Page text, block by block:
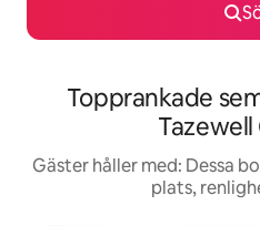
Topprankade
Gäster håller med: Dessa
plats,